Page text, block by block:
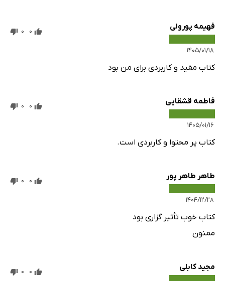
فهیمه پورولی
۱۴۰۵/۰۱/۱۸
0
0
کتاب مفید و کاربردی برای من بود
فاطمه قشقایی
۱۴۰۵/۰۱/۱۶
0
0
کتاب پر محتوا و کاربردی است.
طاهر طاهر پور
۱۴۰۴/۱۲/۲۸
0
0
کتاب خوب تأثیر گزاری بود
ممنون
مجید کابلی 0
0